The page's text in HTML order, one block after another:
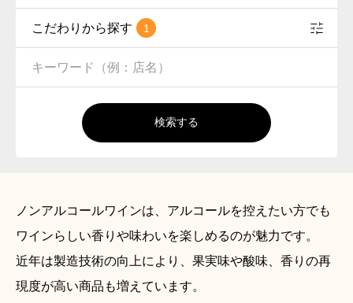
こだわりから探す 1
検索する
ノンアルコールワインは、アルコールを控えたい方でも
ワインらしい香りや味わいを楽しめるのが魅力です。
近年は製造技術の向上により、果実味や酸味、香りの再
現度が高い商品も増えています。